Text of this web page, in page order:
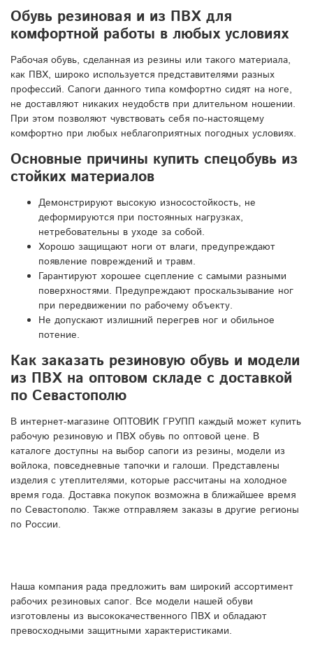
Обувь резиновая и из ПВХ для
комфортной работы в любых условиях
Рабочая обувь, сделанная из резины или такого материала,
как ПВХ, широко используется представителями разных
профессий. Сапоги данного типа комфортно сидят на ноге,
не доставляют никаких неудобств при длительном ношении.
При этом позволяют чувствовать себя по-настоящему
комфортно при любых неблагоприятных погодных условиях.
Основные причины купить спецобувь из
стойких материалов
Демонстрируют высокую износостойкость, не
деформируются при постоянных нагрузках,
нетребовательны в уходе за собой.
Хорошо защищают ноги от влаги, предупреждают
появление повреждений и травм.
Гарантируют хорошее сцепление с самыми разными
поверхностями. Предупреждают проскальзывание ног
при передвижении по рабочему объекту.
Не допускают излишний перегрев ног и обильное
потение.
Как заказать резиновую обувь и модели
из ПВХ на оптовом складе с доставкой
по Севастополю
В интернет-магазине ОПТОВИК ГРУПП каждый может купить
рабочую резиновую и ПВХ обувь по оптовой цене. В
каталоге доступны на выбор сапоги из резины, модели из
войлока, повседневные тапочки и галоши. Представлены
изделия с утеплителями, которые рассчитаны на холодное
время года. Доставка покупок возможна в ближайшее время
по Севастополю. Также отправляем заказы в другие регионы
по России.
Наша компания рада предложить вам широкий ассортимент
рабочих резиновых сапог. Все модели нашей обуви
изготовлены из высококачественного ПВХ и обладают
превосходными защитными характеристиками.